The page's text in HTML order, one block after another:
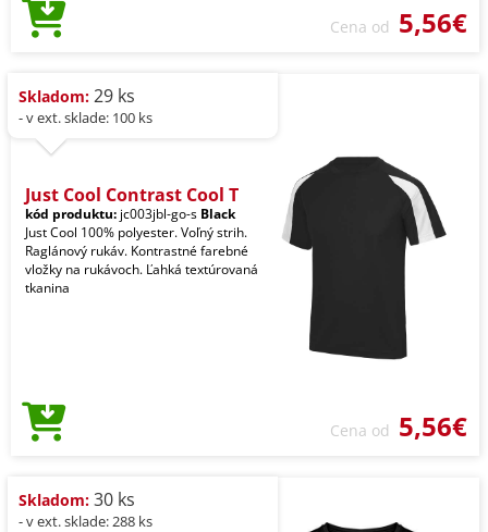
Cena od 5,56€
Skladom: 29 ks
- v ext. sklade: 100 ks
Just Cool Contrast Cool T
kód produktu: jc003jbl-go-s Black
Just Cool 100% polyester. Voľný strih.
Raglánový rukáv. Kontrastné farebné
vložky na rukávoch. Ľahká textúrovaná
tkanina
Cena od 5,56€
Skladom: 30 ks
- v ext. sklade: 288 ks